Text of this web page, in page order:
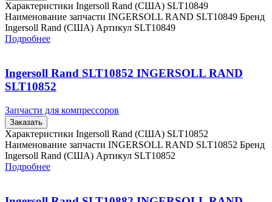
Характеристики Ingersoll Rand (США) SLT10849
Наименование запчасти INGERSOLL RAND SLT10849 Бренд
Ingersoll Rand (США) Артикул SLT10849
Подробнее
Ingersoll Rand SLT10852 INGERSOLL RAND
SLT10852
Запчасти для компрессоров
Заказать
Характеристики Ingersoll Rand (США) SLT10852
Наименование запчасти INGERSOLL RAND SLT10852 Бренд
Ingersoll Rand (США) Артикул SLT10852
Подробнее